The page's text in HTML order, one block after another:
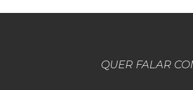
QUER FALAR